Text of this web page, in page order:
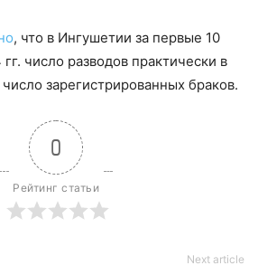
, что в Ингушетии за первые 10
число разводов практически в
зарегистрированных браков.
0
Рейтинг статьи
Next article